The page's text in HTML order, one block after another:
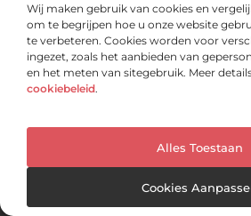
Wij maken gebruik van cookies en
om te begrijpen hoe u onze website
te verbeteren. Cookies worden voor
ingezet, zoals het aanbieden van
en het meten van sitegebruik. Meer
cookiebeleid.
Alles Toestaan
Cookies
Onze informatie
@2025 www.bedrijventrefpunt.nl.